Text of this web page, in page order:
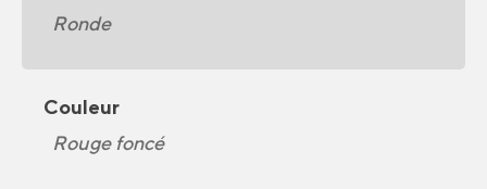
Ronde
Couleur
Rouge foncé